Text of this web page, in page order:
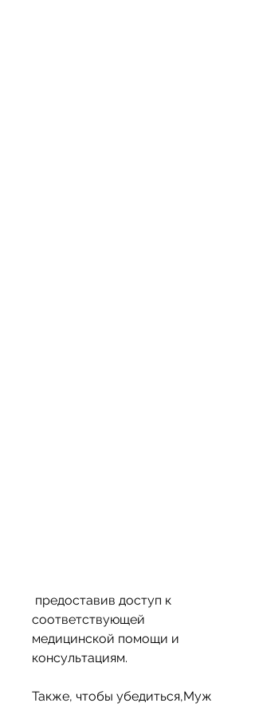
соответствующей
медицинской помощи и
консультациям.
Также, чтобы убедиться,Муж